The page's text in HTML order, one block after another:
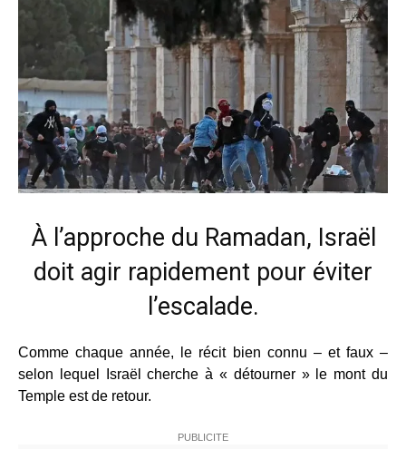
À l’approche du Ramadan, Israël
doit agir rapidement pour éviter
l’escalade.
Comme chaque année, le récit bien connu – et faux –
selon lequel Israël cherche à « détourner » le mont du
Temple est de retour.